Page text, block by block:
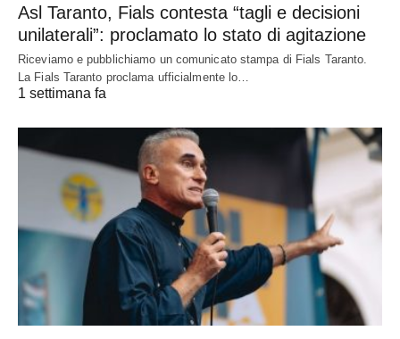
Asl Taranto, Fials contesta “tagli e decisioni
unilaterali”: proclamato lo stato di agitazione
Riceviamo e pubblichiamo un comunicato stampa di Fials Taranto.
La Fials Taranto proclama ufficialmente lo…
1 settimana fa